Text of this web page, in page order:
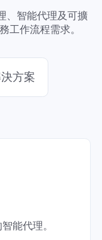
、智能代理及可擴
工作流程需求。
方案
能代理。